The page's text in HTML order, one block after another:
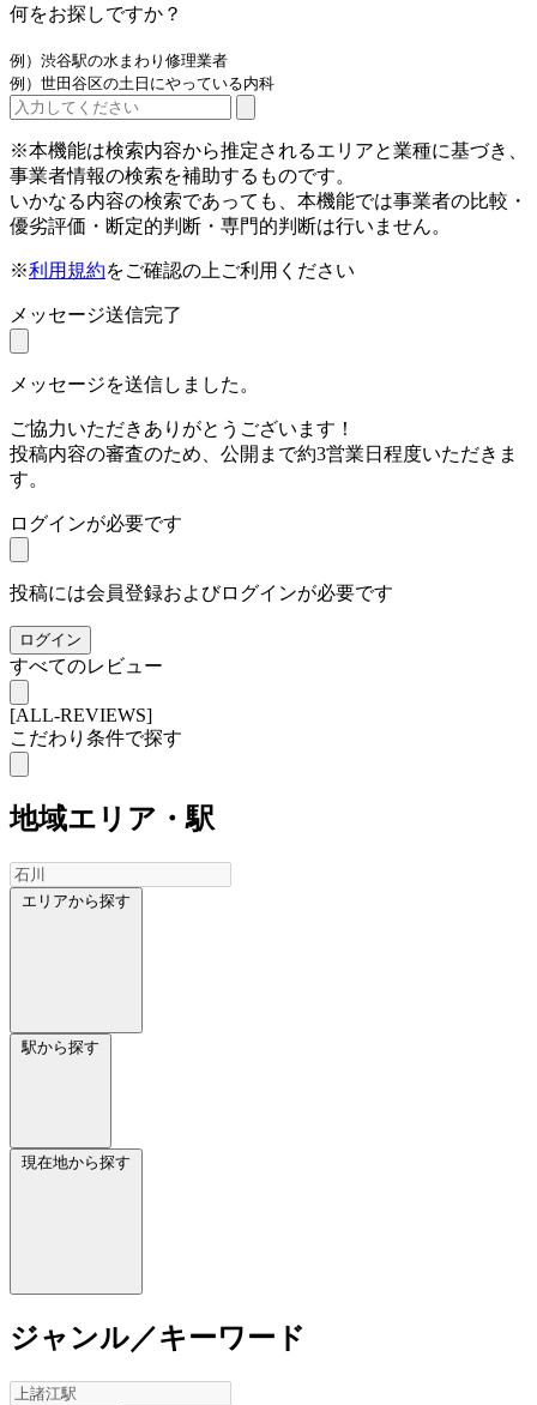
何をお探しですか？
例）渋谷駅の水まわり修理業者
例）世田谷区の土日にやっている内科
※本機能は検索内容から推定されるエリアと業種に基づき、
事業者情報の検索を補助するものです。
いかなる内容の検索であっても、本機能では事業者の比較・
優劣評価・断定的判断・専門的判断は行いません。
※利用規約をご確認の上ご利用ください
メッセージ送信完了
メッセージを送信しました。
ご協力いただきありがとうございます！
投稿内容の審査のため、公開まで約3営業日程度いただきま
す。
ログインが必要です
投稿には会員登録およびログインが必要です
ログイン
すべてのレビュー
[ALL-REVIEWS]
こだわり条件で探す
地域エリア・駅
エリアから探す
駅から探す
現在地から探す
ジャンル／キーワード